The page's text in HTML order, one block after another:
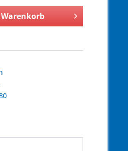
Warenkorb